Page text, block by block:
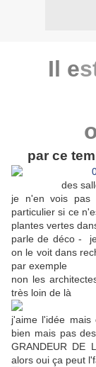
Il e
par ce
des
je n'en vois pas
particulier si ce
plantes vertes
parle de déco -
on le voit dans
par exemple
non les
très loin de là
j'aime l'idée
bien mais pas
GRANDEUR DE
alors oui ça peut